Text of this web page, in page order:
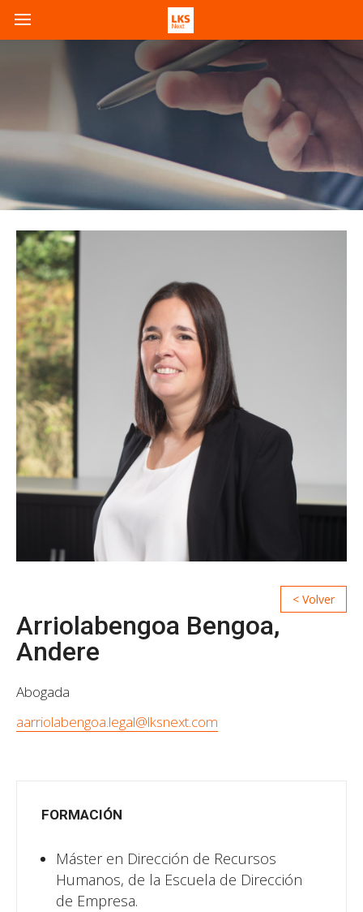
Arriolabengoa Bengoa,
Andere
Abogada
aarriolabengoa.legal@lksnext.com
FORMACIÓN
Máster en Dirección de Recursos
Humanos, de la Escuela de Dirección
de Empresa.